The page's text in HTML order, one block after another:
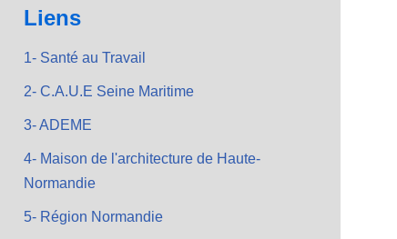
Liens
1- Santé au Travail
2- C.A.U.E Seine Maritime
3- ADEME
4- Maison de l'architecture de Haute-
Normandie
5- Région Normandie